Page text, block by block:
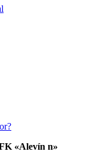
«Alevín n»